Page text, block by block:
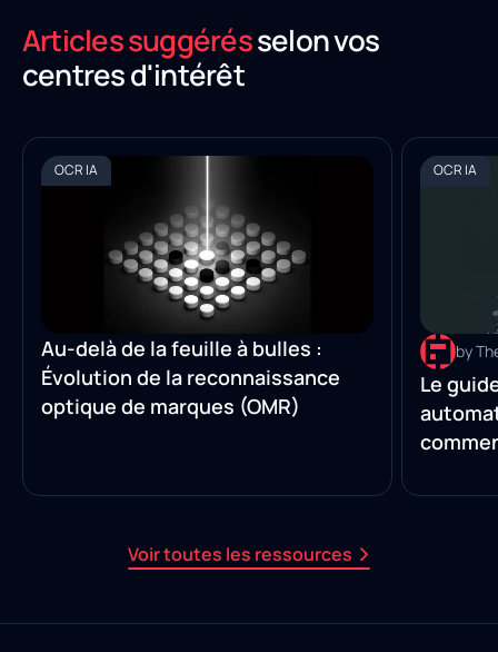
Articles suggérésselon vos
centres d'intérêt
Voir toutes les ressources
OCR IA
Au-delà de la feuille à bulles :
Évolution de la reconnaissance
optique de marques (OMR)
OCR IA
by
Le